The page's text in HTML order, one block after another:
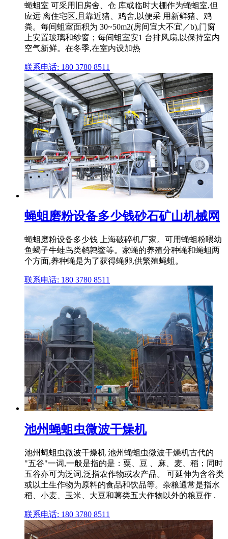
蝇蛆室 可采用旧房舍、仓 库或临时大棚作为蝇蛆室,但
应远 离住宅区,且靠近猪、鸡舍,以便采 用新鲜猪、鸡
粪。每间蛆室面积为 30~50m2(房间宜大不宜／b),门窗
上安置玻璃和纱窗；每间蛆室安1 台排风扇,以保持室内
空气新鲜。在冬季,在室内设加热
联系电话: 180 3780 8511
蝇蛆磨粉设备多少钱砂石矿山机械网
蝇蛆磨粉设备多少钱 上海破碎机厂家。可用蝇蛆粉喂幼
鱼蝎子牛蛙鸟类鹌鹑鳖等。家蝇的养殖分种蝇和蝇蛆两
个方面,养种蝇是为了获得蝇卵,供繁殖蝇蛆。
联系电话: 180 3780 8511
池州蝇蛆虫微波干燥机
池州蝇蛆虫微波干燥机 池州蝇蛆虫微波干燥机古代的
"五谷"一词,一般是指的是：粟、豆 、麻、麦、稻；同时
五谷亦可为泛词,泛指农作物或农产品。 可延伸为含谷类
或以土生作物为原料的食品和饮品等。杂粮通常是指水
稻、小麦、玉米、大豆和薯类五大作物以外的粮豆作 .
联系电话: 180 3780 8511